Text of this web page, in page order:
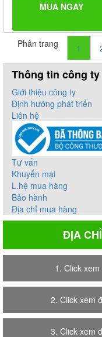
MUA NGAY
Phân trang 1
Thông tin công ty
Giới thiệu công ty
Định hướng phát triển
Liên hệ
Tư vấn
Khuyến mại
L.hệ mua hàng
Bảo hành
Địa chỉ mua hàng
ĐỊA
1. Click
2. Click xem
3. Click xem